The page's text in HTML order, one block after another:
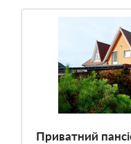
Приватний